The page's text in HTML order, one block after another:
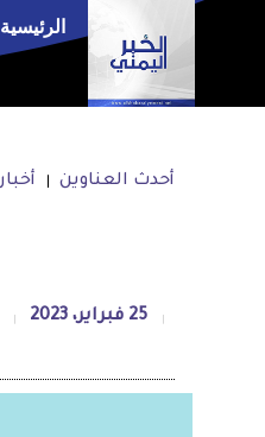
الرئيسية
أحدث العناوين
25 فبراير، 2023